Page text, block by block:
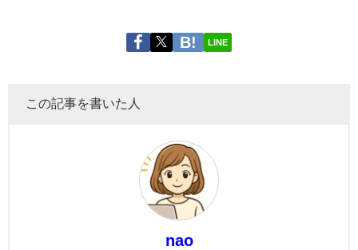
LINE
この記事を書いた人
nao